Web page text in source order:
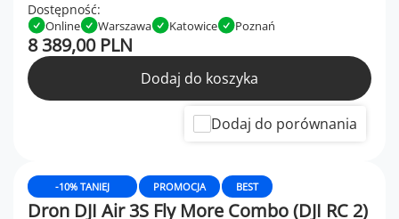
Dostępność:
Online Warszawa Katowice Poznań
8 389,00 PLN
Dodaj do koszyka
Dodaj do porównania
PROMOCJA BEST
-10% TANIEJ
Dron DJI Air 3S Fly More Combo (DJI RC 2)